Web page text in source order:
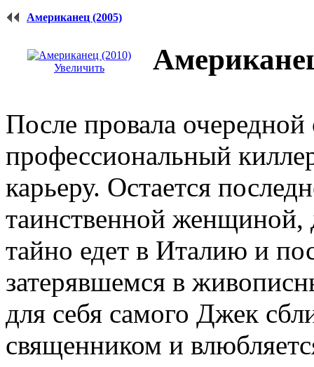
Американец (2005)
Увеличить
После провала
профессиональный
карьеру. Остается
таинственной женщиной,
тайно едет в Италию и
затерявшемся в
для себя самого Джек
священником и